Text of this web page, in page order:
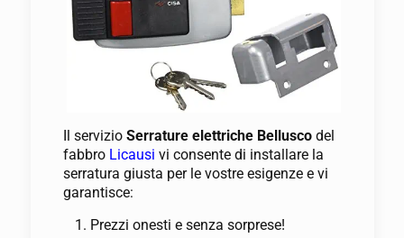
Il servizio Serrature elettriche Bellusco del
fabbro Licausi vi consente di installare la
serratura giusta per le vostre esigenze e vi
garantisce:
Prezzi onesti e senza sorprese!